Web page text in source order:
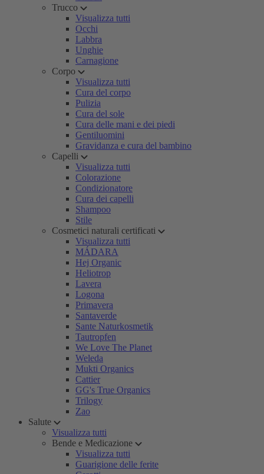
Trucco
Visualizza tutti
Occhi
Labbra
Unghie
Carnagione
Corpo
Visualizza tutti
Cura del corpo
Pulizia
Cura del sole
Cura delle mani e dei piedi
Gentiluomini
Gravidanza e cura del bambino
Capelli
Visualizza tutti
Colorazione
Condizionatore
Cura dei capelli
Shampoo
Stile
Cosmetici naturali certificati
Visualizza tutti
MÁDARA
Hej Organic
Heliotrop
Lavera
Logona
Primavera
Santaverde
Sante Naturkosmetik
Tautropfen
We Love The Planet
Weleda
Mukti Organics
Cattier
GG's True Organics
Trilogy
Zao
Salute
Visualizza tutti
Bende e Medicazione
Visualizza tutti
Guarigione delle ferite